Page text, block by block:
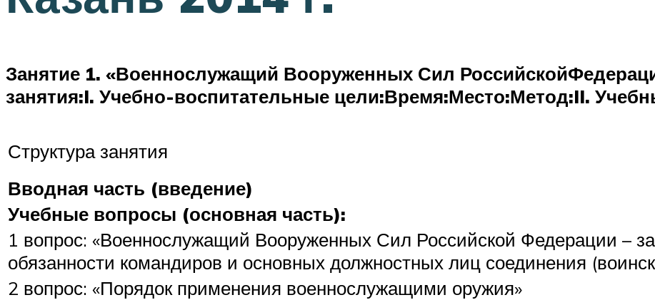
Занятие 1. «Военнослужащий Вооруженных Сил Российской
занятия:I. Учебно-воспитательные цели:Время:Место:Метод:II.
Структура занятия
Вводная часть (введение)
Учебные вопросы (основная часть):
1 вопрос: «Военнослужащий Вооруженных Сил Российской Федерации –
обязанности командиров и основных должностных лиц соединения
2 вопрос: «Порядок применения военнослужащими оружия»